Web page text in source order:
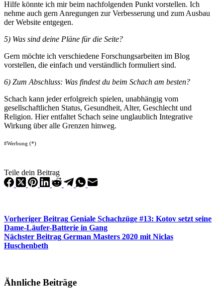
Hilfe könnte ich mir beim nachfolgenden Punkt vorstellen. Ich
nehme auch gern Anregungen zur Verbesserung und zum Ausbau
der Website entgegen.
5) Was sind deine Pläne für die Seite?
Gern möchte ich verschiedene Forschungsarbeiten im Blog
vorstellen, die einfach und verständlich formuliert sind.
6) Zum Abschluss: Was findest du beim Schach am besten?
Schach kann jeder erfolgreich spielen, unabhängig vom
gesellschaftlichen Status, Gesundheit, Alter, Geschlecht und
Religion. Hier entfaltet Schach seine unglaublich Integrative
Wirkung über alle Grenzen hinweg.
#Werbung (*)
Teile dein Beitrag
Vorheriger Beitrag Geniale Schachzüge #13: Kotov setzt seine
Dame-Läufer-Batterie in Gang
Nächster Beitrag German Masters 2020 mit Niclas
Huschenbeth
Ähnliche Beiträge